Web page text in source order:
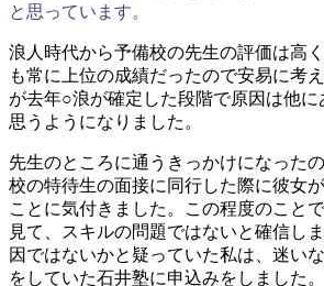
と思っています。
浪人時代から予備校の先生の評価は高
も常に上位の成績だったので安易に考
が去年○浪が確定した段階で原因は他に
思うようになりました。
先生のところに通うきっかけになった
校の特待生の面接に同行した際に彼女
ことに気付きました。この程度のこと
見て、スキルの問題ではないと確信し
因ではないかと疑っていた私は、迷い
をしていた石井塾に申込みをしました。